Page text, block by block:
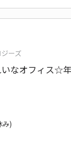
ーズ
いなオフィス☆
み)